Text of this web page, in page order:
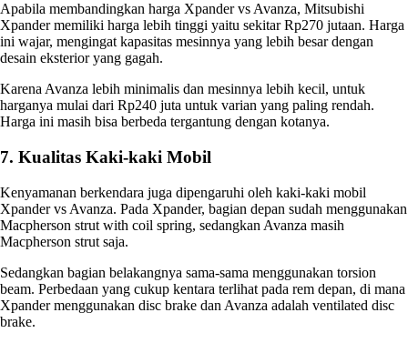
Apabila membandingkan harga Xpander vs Avanza, Mitsubishi
Xpander memiliki harga lebih tinggi yaitu sekitar Rp270 jutaan. Harga
ini wajar, mengingat kapasitas mesinnya yang lebih besar dengan
desain eksterior yang gagah.
Karena Avanza lebih minimalis dan mesinnya lebih kecil, untuk
harganya mulai dari Rp240 juta untuk varian yang paling rendah.
Harga ini masih bisa berbeda tergantung dengan kotanya.
7. Kualitas Kaki-kaki Mobil
Kenyamanan berkendara juga dipengaruhi oleh kaki-kaki mobil
Xpander vs Avanza. Pada Xpander, bagian depan sudah menggunakan
Macpherson strut with coil spring, sedangkan Avanza masih
Macpherson strut saja.
Sedangkan bagian belakangnya sama-sama menggunakan torsion
beam. Perbedaan yang cukup kentara terlihat pada rem depan, di mana
Xpander menggunakan disc brake dan Avanza adalah ventilated disc
brake.